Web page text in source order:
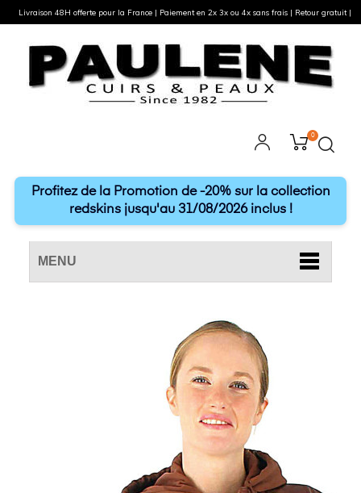
0
Profitez de la Promotion de -20% sur la collection
redskins jusqu'au 31/08/2026 inclus !
MENU
Livraison 48H offerte pour la France | Paiement en 2x 3x ou 4x sans frais | Retour gratuit |